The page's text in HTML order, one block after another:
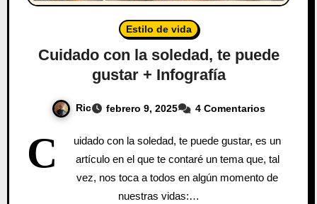
Estilo de vida
Cuidado con la soledad, te puede
gustar + Infografía
Ric febrero 9, 2025 4 Comentarios
C
uidado con la soledad, te puede gustar, es un
artículo en el que te contaré un tema que, tal
vez, nos toca a todos en algún momento de
nuestras vidas:…